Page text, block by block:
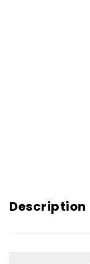
Description